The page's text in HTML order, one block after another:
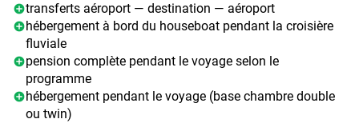
transferts aéroport — destination — aéroport
hébergement à bord du houseboat pendant la croisière
fluviale
pension complète pendant le voyage selon le
programme
hébergement pendant le voyage (base chambre double
ou twin)